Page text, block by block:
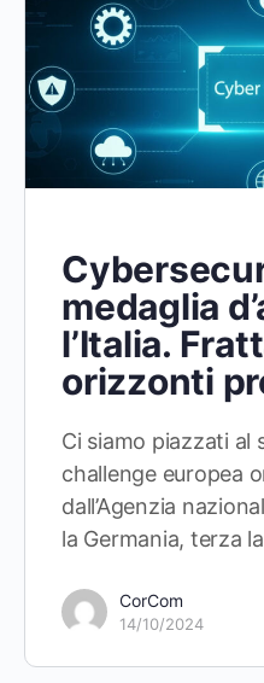
medaglia
l’Italia.
orizzonti
Ci siamo piazzati al
challenge europea
dall’Agenzia
la Germania, terza
CorCom
14/10/2024